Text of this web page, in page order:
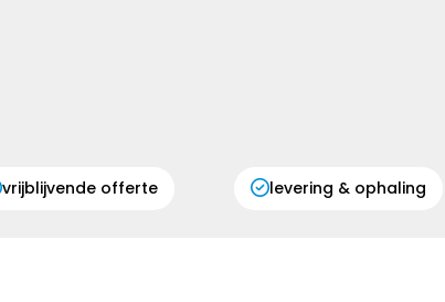
vrijblijvende offerte levering & ophaling